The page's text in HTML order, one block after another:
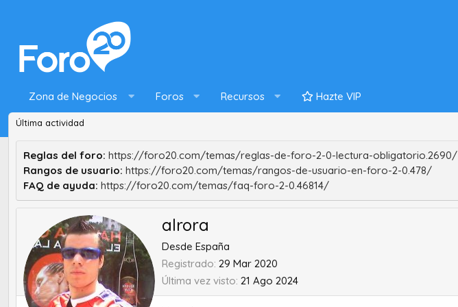
Zona de Negocios Foros Recursos Hazte VIP
Última actividad
Reglas del foro: https://foro20.com/temas/reglas-de-foro-2-0-lectura-obligatorio.2690/
Rangos de usuario: https://foro20.com/temas/rangos-de-usuario-en-foro-2-0.478/
FAQ de ayuda: https://foro20.com/temas/faq-foro-2-0.46814/
alrora
Desde España
Registrado 29 Mar 2020
Última vez visto 21 Ago 2024